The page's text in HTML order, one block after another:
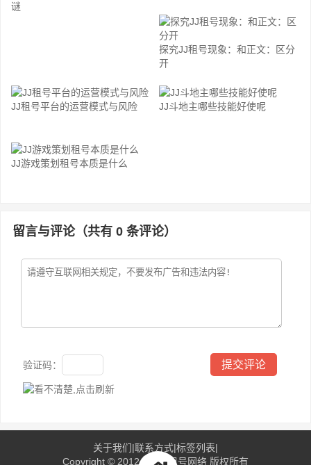
谜
探究JJ租号现象：和正文：区分
开
JJ租号平台的运营模式与风险 JJ斗地主哪些技能好使呢
JJ游戏策划租号本质是什么
留言与评论（共有 0 条评论）
验证码：
关于我们|联系方式|标签列表|
Copyright © 2012-2016 租号网络 版权所有